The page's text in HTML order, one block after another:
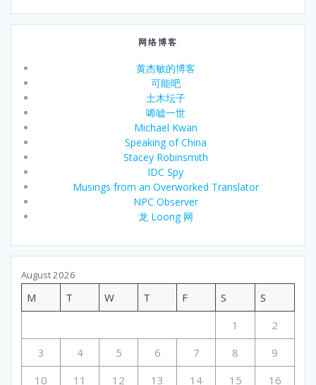
网络博客
黄杰敏的博客
可能吧
土木坛子
唏嘘一世
Michael Kwan
Speaking of China
Stacey Robinsmith
IDC Spy
Musings from an Overworked Translator
NPC Observer
龙 Loong 网
August 2026
M T W T F S
S
1
2
3
4 5 6 7 8
9
10
11 12 13 14 15
16